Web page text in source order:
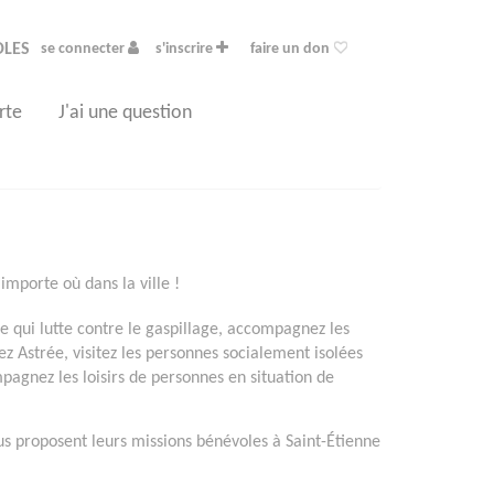
se connecter s'inscrire faire un don
J'ai une question
où dans la ville !
qui lutte contre le gaspillage, accompagnez les
Astrée, visitez les personnes socialement isolées
les loisirs de personnes en situation de
proposent leurs missions bénévoles à Saint-Étienne